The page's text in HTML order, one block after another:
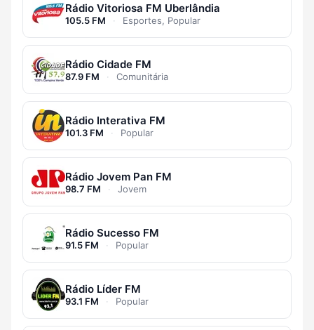
Rádio Vitoriosa FM Uberlândia
105.5 FM · Esportes, Popular
Rádio Cidade FM
87.9 FM · Comunitária
Rádio Interativa FM
101.3 FM · Popular
Rádio Jovem Pan FM
98.7 FM · Jovem
Rádio Sucesso FM
91.5 FM · Popular
Rádio Líder FM
93.1 FM · Popular